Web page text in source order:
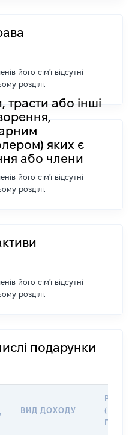
його сім'ї відсутні
розділі.
або інші
яких є
або члени
його сім'ї відсутні
розділі.
його сім'ї відсутні
розділі.
подарунки
ВИД ДОХОДУ
ГРН